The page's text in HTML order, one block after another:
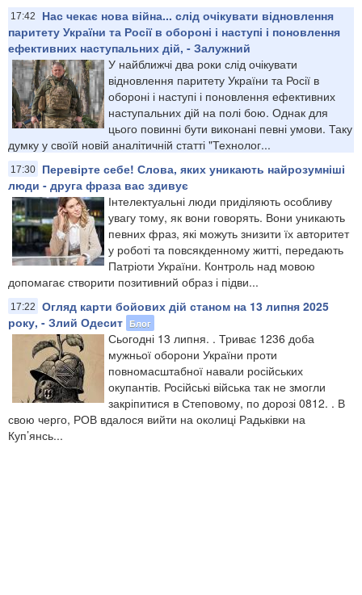
17:42
Нас чекає нова війна... слід очікувати відновлення
паритету України та Росії в обороні і наступі і поновлення
ефективних наступальних дій, - Залужний
У найближчі два роки слід очікувати
відновлення паритету України та Росії в
обороні і наступі і поновлення ефективних
наступальних дій на полі бою. Однак для
цього повинні бути виконані певні умови. Таку
думку у своїй новій аналітичній статті "Технолог...
17:30
Перевірте себе! Слова, яких уникають найрозумніші
люди - друга фраза вас здивує
Інтелектуальні люди приділяють особливу
увагу тому, як вони говорять. Вони уникають
певних фраз, які можуть знизити їх авторитет
у роботі та повсякденному житті, передають
Патріоти України. Контроль над мовою
допомагає створити позитивний образ і підви...
17:22
Огляд карти бойових дій станом на 13 липня 2025
року, - Злий Одесит Блог
Сьогодні 13 липня. . Триває 1236 доба
мужньої оборони України проти
повномасштабної навали російських
окупантів. Російські війська так не змогли
закріпитися в Степовому, по дорозі 0812. . В
свою черго, РОВ вдалося вийти на околиці Радьківки на
Куп’янсь...